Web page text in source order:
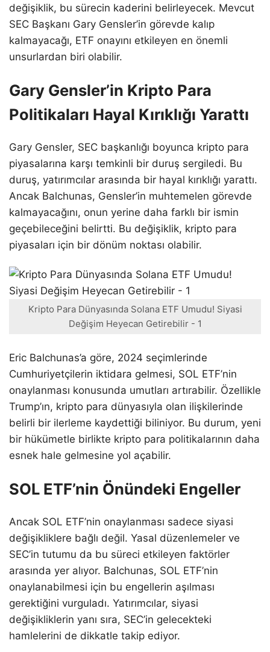
değişiklik, bu sürecin kaderini belirleyecek. Mevcut
SEC Başkanı Gary Gensler’in görevde kalıp
kalmayacağı, ETF onayını etkileyen en önemli
unsurlardan biri olabilir.
Gary Gensler’in Kripto Para
Politikaları Hayal Kırıklığı Yarattı
Gary Gensler, SEC başkanlığı boyunca kripto para
piyasalarına karşı temkinli bir duruş sergiledi. Bu
duruş, yatırımcılar arasında bir hayal kırıklığı yarattı.
Ancak Balchunas, Gensler’in muhtemelen görevde
kalmayacağını, onun yerine daha farklı bir ismin
geçebileceğini belirtti. Bu değişiklik, kripto para
piyasaları için bir dönüm noktası olabilir.
Kripto Para Dünyasında Solana ETF Umudu! Siyasi
Değişim Heyecan Getirebilir - 1
Eric Balchunas’a göre, 2024 seçimlerinde
Cumhuriyetçilerin iktidara gelmesi, SOL ETF’nin
onaylanması konusunda umutları artırabilir. Özellikle
Trump’ın, kripto para dünyasıyla olan ilişkilerinde
belirli bir ilerleme kaydettiği biliniyor. Bu durum, yeni
bir hükümetle birlikte kripto para politikalarının daha
esnek hale gelmesine yol açabilir.
SOL ETF’nin Önündeki Engeller
Ancak SOL ETF’nin onaylanması sadece siyasi
değişikliklere bağlı değil. Yasal düzenlemeler ve
SEC’in tutumu da bu süreci etkileyen faktörler
arasında yer alıyor. Balchunas, SOL ETF’nin
onaylanabilmesi için bu engellerin aşılması
gerektiğini vurguladı. Yatırımcılar, siyasi
değişikliklerin yanı sıra, SEC’in gelecekteki
hamlelerini de dikkatle takip ediyor.